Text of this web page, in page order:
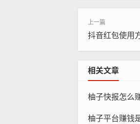
抖音红包使用
相关文章
柚子快报怎么
柚子平台赚钱是